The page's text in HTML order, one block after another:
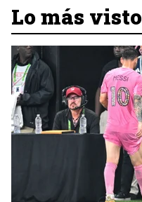
Lo más visto